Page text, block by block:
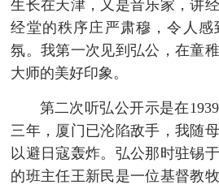
生长在天津，又是音乐家，讲
经堂的秩序庄严肃穆，令人
氛。我第一次见到弘公，在童
大师的美好印象。
第二次听弘公开示是在
三年，厦门已沦陷敌手，我随
以避日寇轰炸。弘公那时驻锡
的班主任王新民是一位基督教